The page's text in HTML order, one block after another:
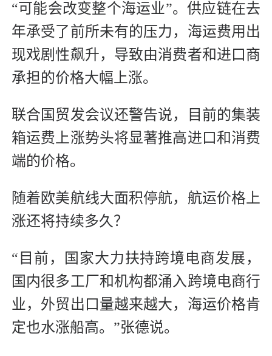
“可能会改变整个海运业”。供应链在去
年承受了前所未有的压力，海运费用出
现戏剧性飙升，导致由消费者和进口商
承担的价格大幅上涨。
联合国贸发会议还警告说，目前的集装
箱运费上涨势头将显著推高进口和消费
端的价格。
随着欧美航线大面积停航，航运价格上
涨还将持续多久？
“目前，国家大力扶持跨境电商发展，
国内很多工厂和机构都涌入跨境电商行
业，外贸出口量越来越大，海运价格肯
定也水涨船高。”张德说。